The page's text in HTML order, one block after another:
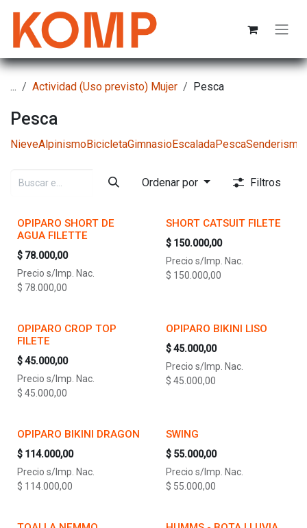
... Actividad (Uso previsto) Mujer Pesca
Pesca
NieveAlpinismoBicicletaGimnasioEscaladaPescaSenderismo
Ordenar por Filtros
OPIPARO SHORT DE
AGUA FILETTE
$ 78.000,00
Precio s/Imp. Nac.
$ 78.000,00
SHORT CATSUIT FILETE
$ 150.000,00
Precio s/Imp. Nac.
$ 150.000,00
OPIPARO CROP TOP
FILETE
$45.000,00
Precio s/Imp. Nac.
$ 45.000,00
OPIPARO BIKINI LISO
$45.000,00
Precio s/Imp. Nac.
$ 45.000,00
OPIPARO BIKINI DRAGON
$ 114.000,00
Precio s/Imp. Nac.
$ 114.000,00
SWING
$ 55.000,00
Precio s/Imp. Nac.
$ 55.000,00